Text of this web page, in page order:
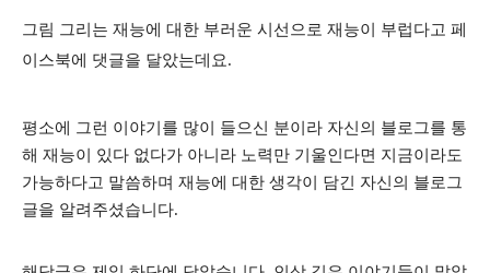
그림 그리는 재능에 대한 부러운 시선으로 재능이 부럽다고 페
이스북에 댓글을 달았는데요.
평소에 그런 이야기를 많이 들으신 분이라 자신의 블로그를 통
해 재능이 있다 없다가 아니라 노력만 기울인다면 지금이라도
가능하다고 말씀하며 재능에 대한 생각이 담긴 자신의 블로그
글을 알려주셨습니다.